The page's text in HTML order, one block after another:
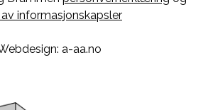
av informasjonskapsler
a-aa.no